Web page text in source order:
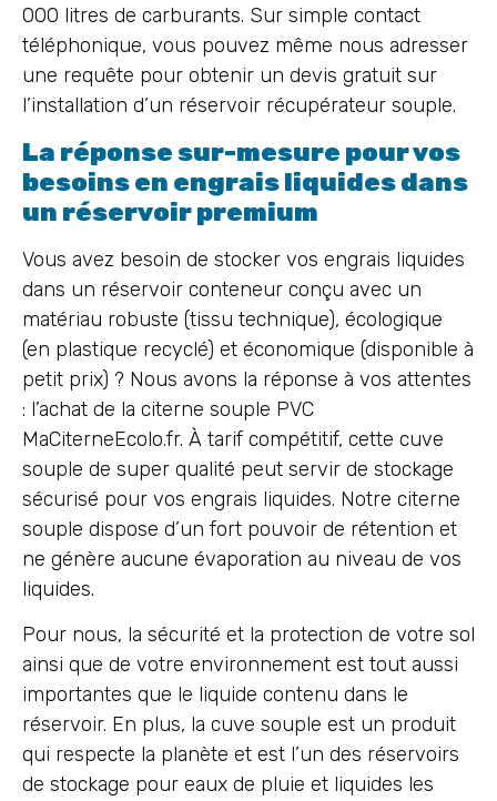
000 litres de carburants. Sur simple contact
téléphonique, vous pouvez même nous adresser
une requête pour obtenir un devis gratuit sur
l’installation d’un réservoir récupérateur souple.
La réponse sur-mesure pour vos
besoins en engrais liquides dans
un réservoir premium
Vous avez besoin de stocker vos engrais liquides
dans un réservoir conteneur conçu avec un
matériau robuste (tissu technique), écologique
(en plastique recyclé) et économique (disponible à
petit prix) ? Nous avons la réponse à vos attentes
: l’achat de la citerne souple PVC
MaCiterneEcolo.fr. À tarif compétitif, cette cuve
souple de super qualité peut servir de stockage
sécurisé pour vos engrais liquides. Notre citerne
souple dispose d’un fort pouvoir de rétention et
ne génère aucune évaporation au niveau de vos
liquides.
Pour nous, la sécurité et la protection de votre sol
ainsi que de votre environnement est tout aussi
importantes que le liquide contenu dans le
réservoir. En plus, la cuve souple est un produit
qui respecte la planète et est l’un des réservoirs
de stockage pour eaux de pluie et liquides les